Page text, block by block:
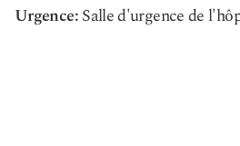
Urgence:Salle d'urgence de